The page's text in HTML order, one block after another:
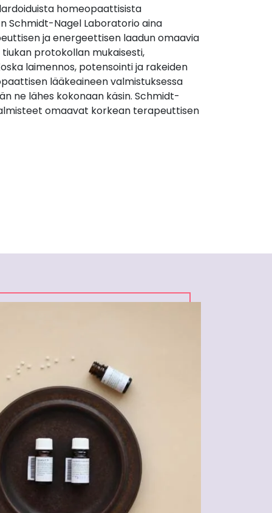
homeopaattisista
Schmidt-Nagel Laboratorio aina
ja energeettisen laadun omaavia
protokollan mukaisesti,
laimennos, potensointi ja rakeiden
lääkeaineen valmistuksessa
ne lähes kokonaan käsin. Schmidt-
omaavat korkean terapeuttisen